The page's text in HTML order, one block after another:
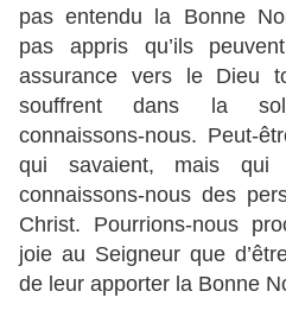
pas entendu la Bonne
pas appris qu’ils
assurance vers le Dieu
souffrent dans la
connaissons-nous. Peut-
qui savaient, mais qui
connaissons-nous des
Christ. Pourrions-nous
joie au Seigneur que
de leur apporter la Bonne